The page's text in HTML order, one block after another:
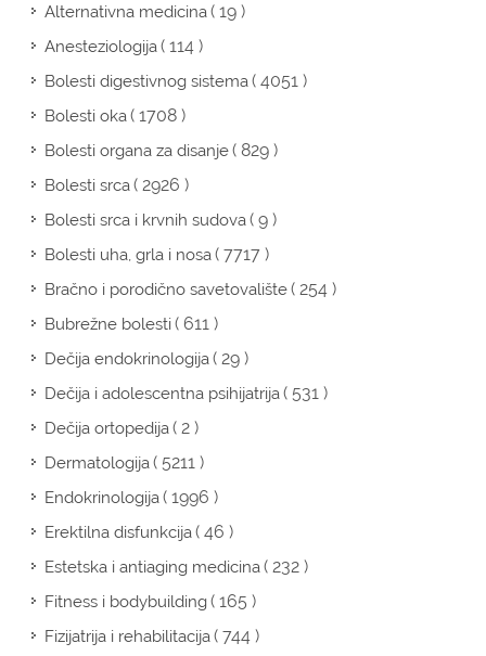
Alternativna medicina( 19 )
Anesteziologija( 114 )
Bolesti digestivnog sistema( 4051 )
Bolesti oka( 1708 )
Bolesti organa za disanje( 829 )
Bolesti srca( 2926 )
Bolesti srca i krvnih sudova( 9 )
Bolesti uha, grla i nosa( 7717 )
Bračno i porodično savetovalište( 254 )
Bubrežne bolesti( 611 )
Dečija endokrinologija( 29 )
Dečija i adolescentna psihijatrija( 531 )
Dečija ortopedija( 2 )
Dermatologija( 5211 )
Endokrinologija( 1996 )
Erektilna disfunkcija( 46 )
Estetska i antiaging medicina( 232 )
Fitness i bodybuilding( 165 )
Fizijatrija i rehabilitacija( 744 )